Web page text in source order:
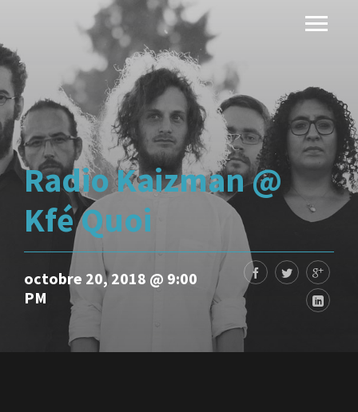
Radio Kaizman @
Kfé Quoi
octobre 20, 2018 @ 9:00
PM